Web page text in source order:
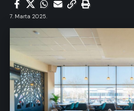
7. Marta 2025.